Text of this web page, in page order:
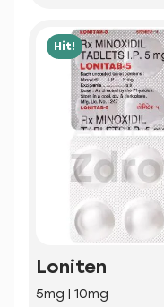
Hit!
Loniten
5mg | 10mg